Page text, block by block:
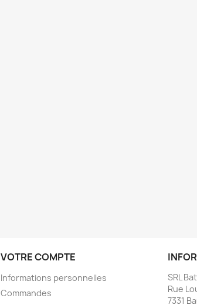
VOTRE COMPTE
Informations personnelles
Commandes
SRL
Rue
7331